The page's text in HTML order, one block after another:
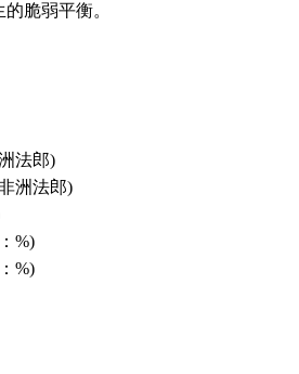
脆弱平衡。
法郎)
洲法郎)
%)
%)